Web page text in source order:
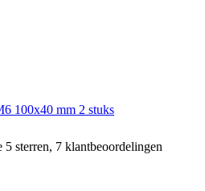
100x40 mm 2 stuks
sterren, 7 klantbeoordelingen